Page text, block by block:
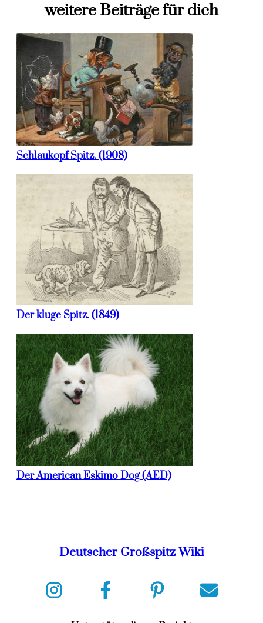
weitere Beiträge für dich
Schlaukopf Spitz. (1908)
Der kluge Spitz. (1849)
Der American Eskimo Dog (AED)
Deutscher Großspitz Wiki